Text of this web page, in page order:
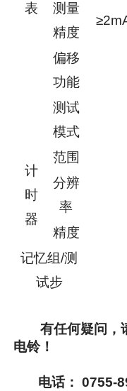
表
测量
精度
偏移
功能
测试
模式
计
时
器
范围
分辨
率
精度
记忆组/测
试步
有任何疑问，
电铃！
电话： 0755-